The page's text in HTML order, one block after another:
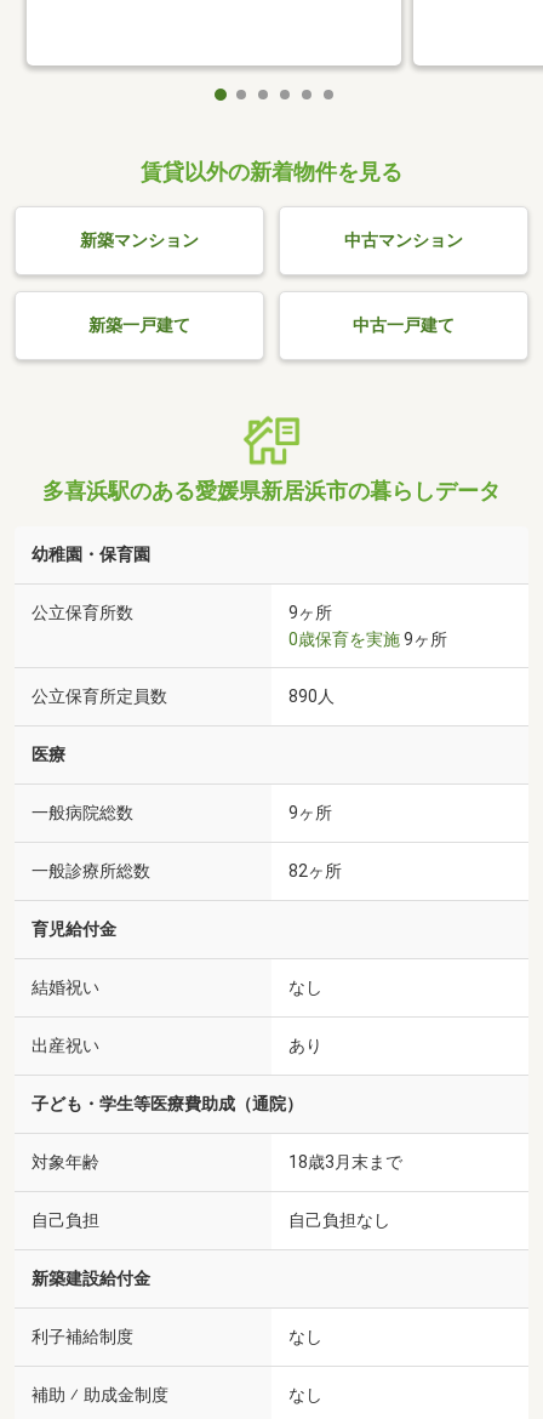
賃貸以外の新着物件を見る
新築マンション 中古マンション
新築一戸建て 中古一戸建て
多喜浜駅のある愛媛県新居浜市の暮らしデータ
幼稚園・保育園
公立保育所数
9ヶ所
0歳保育を実施9ヶ所
公立保育所定員数 890人
医療
一般病院総数 9ヶ所
一般診療所総数 82ヶ所
育児給付金
結婚祝い なし
出産祝い あり
子ども・学生等医療費助成（通院）
対象年齢 18歳3月末まで
自己負担 自己負担なし
新築建設給付金
利子補給制度 なし
補助 ⁄ 助成金制度 なし